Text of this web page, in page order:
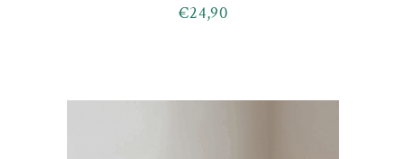
€24,90
Les